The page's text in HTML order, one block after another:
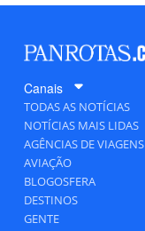
Canais
TODAS AS NOTÍCIAS
NOTÍCIAS MAIS LIDAS
AGÊNCIAS DE VIAGENS
AVIAÇÃO
BLOGOSFERA
DESTINOS
GENTE